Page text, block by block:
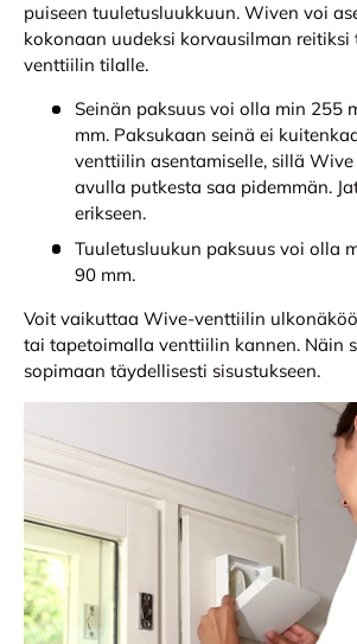
puiseen tuuletusluukkuun. Wiven voi
kokonaan uudeksi korvausilman reitiksi
venttiilin tilalle.
Seinän paksuus voi olla min 255
mm. Paksukaan seinä ei
venttiilin asentamiselle, sillä
avulla putkesta saa pidemmän.
erikseen.
Tuuletusluukun paksuus voi olla
90 mm.
Voit vaikuttaa Wive-venttiilin
tai tapetoimalla venttiilin kannen. Näin
sopimaan täydellisesti sisustukseen.